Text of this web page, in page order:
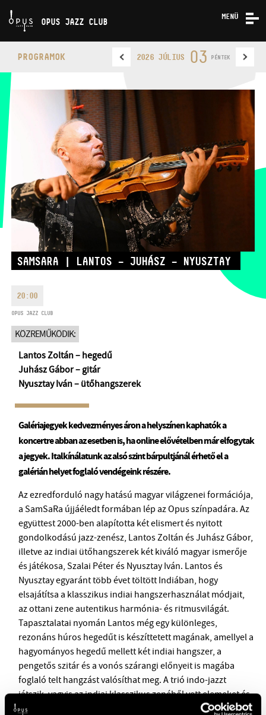
OPUS JAZZ CLUB
MENÜ
KAPCSOLAT
OPUS JAZZ CLUB
TELEFON
info@opusjazzclub.hu
TELEFON
JEGYPÉNZTÁR
NYITVA TARTÁSA
BMC HÁZ
OPUS JAZZ CLUB
BMC RECORDS
ZENEI INFORMÁCIÓS KÖZPONT ÉS KÖNYVTÁR
BMC NEMZETKÖZI CIMBALOMVERSENY 2019
PROGRAMOK 2026 JÚLIUS 03 PÉNTEK
SAMSARA | LANTOS – JUHÁSZ – NYUSZTAY
20:00
OPUS JAZZ CLUB
KÖZREMŰKÖDIK:
Lantos Zoltán – hegedű
Juhász Gábor – gitár
Nyusztay Iván – ütőhangszerek
Galériajegyek kedvezményes áron a helyszínen kaphatók a
koncertre abban az esetben is, ha online elővételben már elfogytak
a jegyek. Italkínálatunk az alsó szint bárpultjánál érhető el a
galérián helyet foglaló vendégeink részére.
Az ezredforduló nagy hatású magyar világzenei formációja,
a SamSaRa újjáéledt formában lép az Opus színpadára. Az
együttest 2000-ben alapította két elismert és nyitott
gondolkodású jazz-zenész, Lantos Zoltán és Juhász Gábor,
illetve az indiai ütőhangszerek két kiváló magyar ismerője
és játékosa, Szalai Péter és Nyusztay Iván. Lantos és
Nyusztay egyaránt több évet töltött Indiában, hogy
elsajátítsa a klasszikus indiai hangszerhasználat módjait,
az ottani zene autentikus harmónia- és ritmusvilágát.
Tapasztalatai nyomán Lantos még egy különleges,
rezonáns húros hegedűt is készíttetett magának, amellyel a
hagyományos hegedű mellett két indiai hangszer, a
pengetős szitár és a vonós szárangi előnyeit is magába
foglaló telt hangzást valósíthat meg. A trió indo-jazzt
játszik, vagyis az indiai klasszikus zenéből vett elemeket és
színeket emeli át a jazz világába. Ennek a zenének tágas